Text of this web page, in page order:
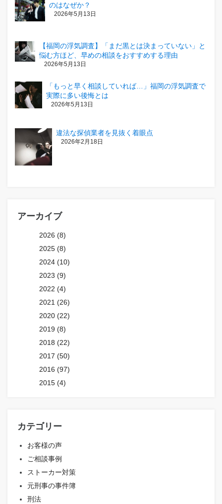
のはなぜか？
2026年5月13日
【福岡の浮気調査】「まだ黒とは決まっていない」と
悩む方ほど、早めの相談をおすすめする理由
2026年5月13日
「もっと早く相談していれば…」福岡の浮気調査で
実際に多い後悔とは
2026年5月13日
違法な探偵業者を見抜く着眼点
2026年2月18日
アーカイブ
2026 (8)
2025 (8)
2024 (10)
2023 (9)
2022 (4)
2021 (26)
2020 (22)
2019 (8)
2018 (22)
2017 (50)
2016 (97)
2015 (4)
カテゴリー
お客様の声
ご相談事例
ストーカー対策
元刑事の事件簿
刑法